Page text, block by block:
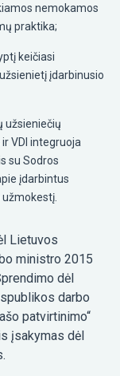
nemokamos
praktika;
keičiasi
įdarbinusio
užsieniečių
VDI integruoja
su Sodros
įdarbintus
Lietuvos
ministro 2015
dėl
darbo
patvirtinimo“
įsakymas dėl